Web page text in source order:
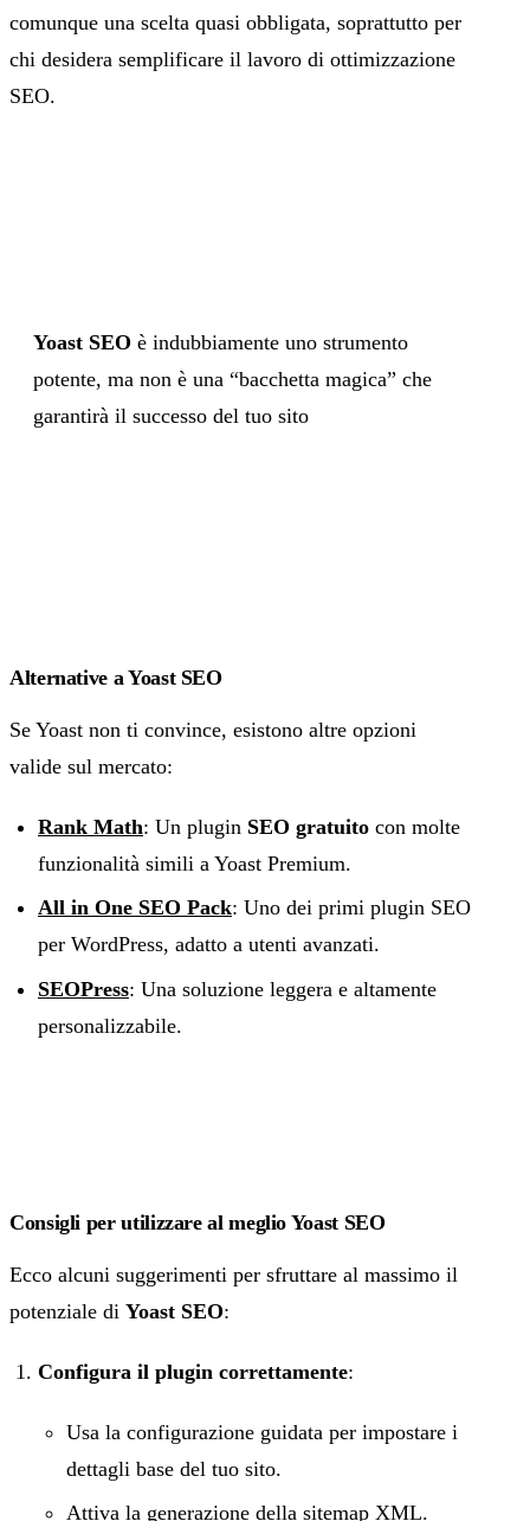
comunque una scelta quasi obbligata, soprattutto per
chi desidera semplificare il lavoro di ottimizzazione
SEO.
Yoast SEO è indubbiamente uno strumento
potente, ma non è una “bacchetta magica” che
garantirà il successo del tuo sito
Alternative a Yoast SEO
Se Yoast non ti convince, esistono altre opzioni
valide sul mercato:
Rank Math: Un plugin SEO gratuito con molte
funzionalità simili a Yoast Premium.
All in One SEO Pack: Uno dei primi plugin SEO
per WordPress, adatto a utenti avanzati.
SEOPress: Una soluzione leggera e altamente
personalizzabile.
Consigli per utilizzare al meglio Yoast SEO
Ecco alcuni suggerimenti per sfruttare al massimo il
potenziale di Yoast SEO:
Configura il plugin correttamente:
Usa la configurazione guidata per impostare i
dettagli base del tuo sito.
Attiva la generazione della sitemap XML.